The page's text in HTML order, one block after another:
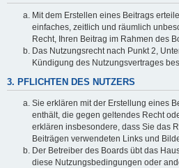
Mit dem Erstellen eines Beitrags
einfaches, zeitlich und räumlich
Recht, Ihren Beitrag im Rahmen des
Das Nutzungsrecht nach Punkt 2,
Kündigung des Nutzungsvertrages
3. PFLICHTEN DES NUTZERS
Sie erklären mit der Erstellung eines
enthält, die gegen geltendes Recht
erklären insbesondere, dass Sie das
Beiträgen verwendeten Links und
Der Betreiber des Boards übt das
diese Nutzungsbedingungen oder